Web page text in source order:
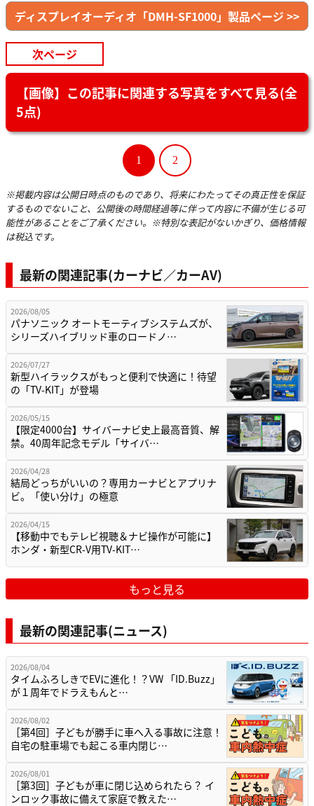
ディスプレイオーディオ「DMH-SF1000」製品ページ >>
次ページ
【画像】この記事に関連する写真をすべて見る(全
5点)
1 2
※掲載内容は公開日時点のものであり、将来にわたってその真正性を保証
するものでないこと、公開後の時間経過等に伴って内容に不備が生じる可
能性があることをご了承ください。※特別な表記がないかぎり、価格情報
は税込です。
最新の関連記事(カーナビ／カーAV)
2026/08/05
パナソニック オートモーティブシステムズが、
シリーズハイブリッド車のロードノ…
2026/07/27
新型ハイラックスがもっと便利で快適に！待望
の「TV-KIT」が登場
2026/05/15
【限定4000台】サイバーナビ史上最高音質、解
禁。40周年記念モデル「サイバ…
2026/04/28
結局どっちがいいの？専用カーナビとアプリナ
ビ。「使い分け」の極意
2026/04/15
【移動中でもテレビ視聴＆ナビ操作が可能に】
ホンダ・新型CR-V用TV-KIT…
もっと見る
最新の関連記事(ニュース)
2026/08/04
タイムふろしきでEVに進化！？VW 「ID.Buzz」
が１周年でドラえもんと…
2026/08/02
［第4回］子どもが勝手に車へ入る事故に注意！
自宅の駐車場でも起こる車内閉じ…
2026/08/01
［第3回］子どもが車に閉じ込められたら？ イ
ンロック事故に備えて家庭で教えた…